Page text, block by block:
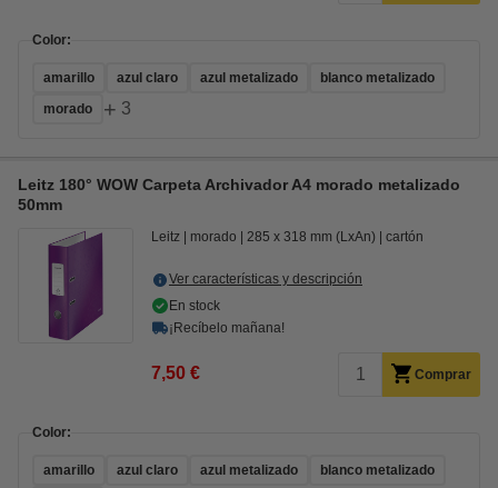
Color:
amarillo azul claro azul metalizado
blanco metalizado
morado
+ 3
Leitz 180° WOW Carpeta Archivador A4 morado metalizado
50mm
Leitz morado 285 x 318 mm (LxAn) cartón
Ver características y descripción
En stock
¡Recíbelo mañana!
7,50 € Comprar
Color:
amarillo azul claro azul metalizado
blanco metalizado